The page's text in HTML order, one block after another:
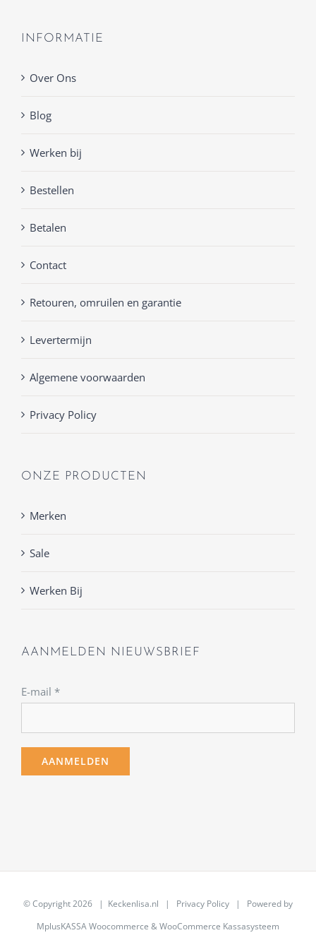
INFORMATIE
Over Ons
Blog
Werken bij
Bestellen
Betalen
Contact
Retouren, omruilen en garantie
Levertermijn
Algemene voorwaarden
Privacy Policy
ONZE PRODUCTEN
Merken
Sale
Werken Bij
AANMELDEN NIEUWSBRIEF
E-mail *
© Copyright2026 | Keckenlisa.nl | Privacy Policy | Powered by
MplusKASSA Woocommerce &WooCommerce Kassasysteem